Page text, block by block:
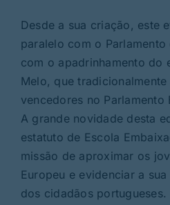
Desde a sua criação, este
paralelo com o
com o apadrinhamento do
Melo, que
vencedores no Parlamento
A grande novidade desta
estatuto de Escola
missão de aproximar os
Europeu e evidenciar a
dos cidadãos portugueses.